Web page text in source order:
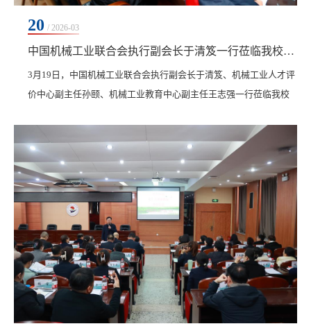
20 / 2026-03
中国机械工业联合会执行副会长于清笈一行莅临我校考察交流
3月19日，中国机械工业联合会执行副会长于清笈、机械工业人才评
价中心副主任孙颐、机械工业教育中心副主任王志强一行莅临我校
院长敖林喆热情接待并陪同考察、座谈。 上午，考察团一行在学校
领导的陪同下深入校内实践教学场所及产教融合基地进行实地考
察。先后参观了齐三机床、新能源汽车实训中心、人民会堂、游泳
馆、药食同源馆、健身馆、冰上运动馆等地。考察团成...